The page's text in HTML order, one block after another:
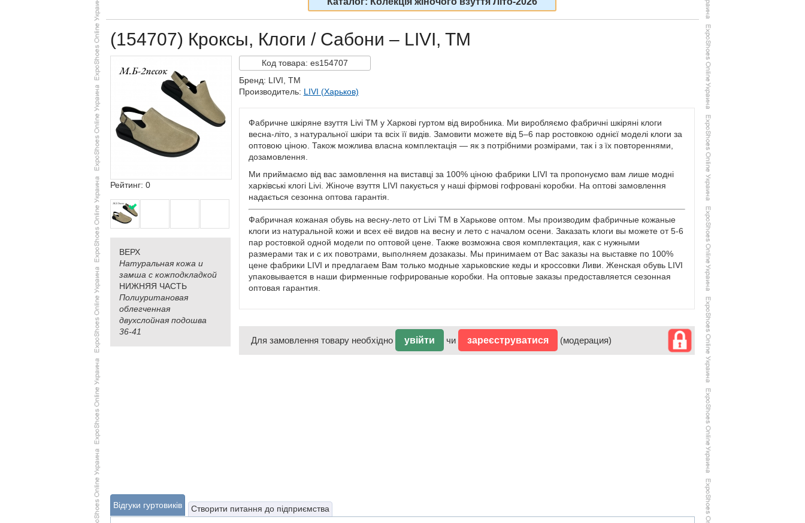
(154707) Кроксы, Клоги / Сабони – LIVI, TM
Рейтинг: 0
ВЕРХ
Натуральная кожа и
замша с кожподкладкой
НИЖНЯЯ ЧАСТЬ
Полиуритановая
облегченная
двухслойная подошва
36-41
Кодтовара: es154707
Бренд: LIVI, TM
Производитель: LIVI (Харьков)
Фабричне шкіряне взуття Livi TM у Харкові гуртом від виробника. Ми виробляємо фабричні шкіряні клоги
весна-літо, з натуральної шкіри та всіх її видів. Замовити можете від 5–6 пар ростовкою однієї моделі клоги за
оптовою ціною. Також можлива власна комплектація — як з потрібними розмірами, так і з їх повтореннями,
дозамовлення.
Ми приймаємо від вас замовлення на виставці за 100% ціною фабрики LIVI та пропонуємо вам лише модні
харківські клогі Livi. Жіноче взуття LIVI пакується у наші фірмові гофровані коробки. На оптові замовлення
надається сезонна оптова гарантія.
Фабричная кожаная обувь на весну-лето от Livi TM в Харькове оптом. Мы производим фабричные кожаные
клоги из натуральной кожи и всех её видов на весну и лето с началом осени. Заказать клоги вы можете от 5-6
пар ростовкой одной модели по оптовой цене. Также возможна своя комплектация, как с нужными
размерами так и с их повотрами, выполняем дозаказы. Мы принимаем от Вас заказы на выставке по 100%
цене фабрики LIVI и предлагаем Вам только модные харьковские кеды и кроссовки Ливи. Женская обувь LIVI
упаковывается в наши фирменные гофрированые коробки. На оптовые заказы предоставляется сезонная
оптовая гарантия.
Для замовлення товару необхідно увійти чи зареєструватися (модерация)
Відгуки гуртовиків
Створити питання до підприємства